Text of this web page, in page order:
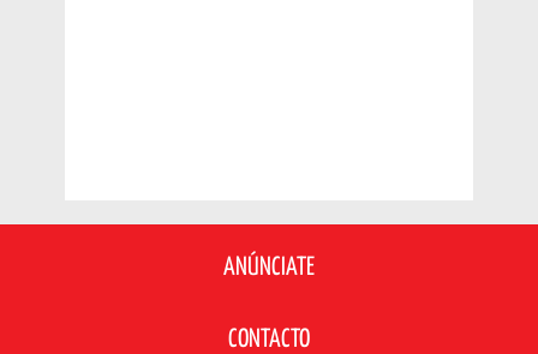
ANÚNCIATE
CONTACTO